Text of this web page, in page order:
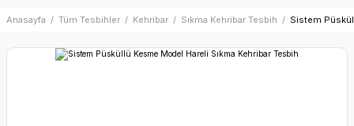
Anasayfa Tüm Tesbihler Kehribar Sıkma Kehribar Tesbih Sistem